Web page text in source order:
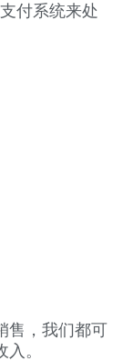
付系统来处
售，我们都可
。